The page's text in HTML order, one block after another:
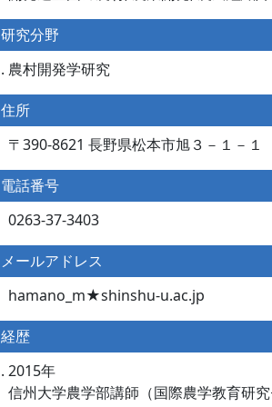
研究分野
農村開発学研究
住所
〒390-8621 長野県松本市旭３－１－１
電話番号
0263-37-3403
メールアドレス
hamano_m★shinshu-u.ac.jp
経歴
2015年
信州大学農学部講師（国際農学教育研